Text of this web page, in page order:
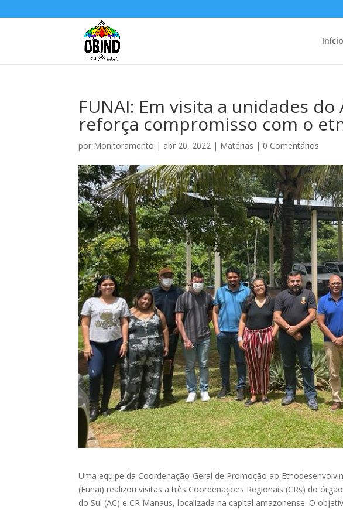
Início
FUNAI: Em visita a unidades do
reforça compromisso com o
por Monitoramento | abr 20, 2022 | Matérias | 0 Comentários
Uma equipe da Coordenação-Geral de Promoção ao
(Funai) realizou visitas a três Coordenações Regionais (CRs) do
do Sul (AC) e CR Manaus, localizada na capital amazonense. O